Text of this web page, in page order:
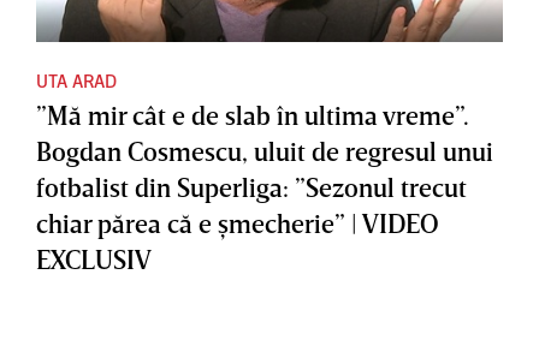
UTA ARAD
”Mă mir cât e de slab în ultima vreme”.
Bogdan Cosmescu, uluit de regresul unui
fotbalist din Superliga: ”Sezonul trecut
chiar părea că e şmecherie” | VIDEO
EXCLUSIV